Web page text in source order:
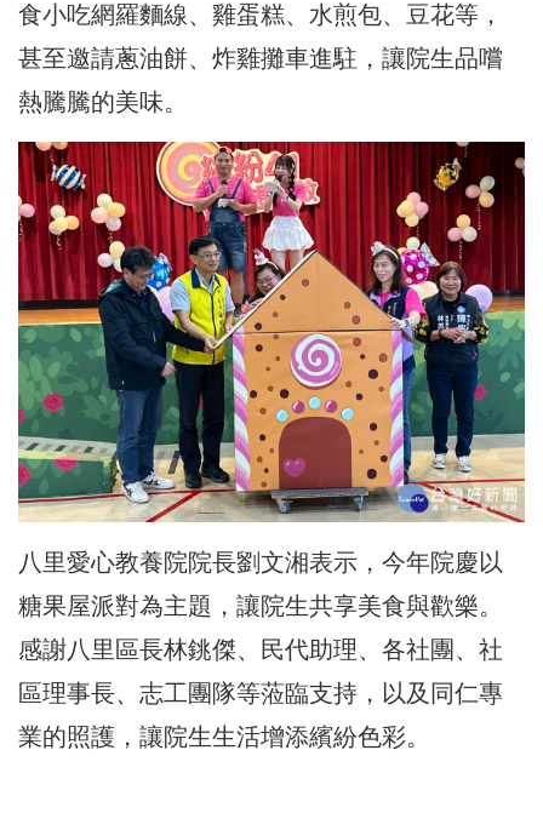
食小吃網羅麵線、雞蛋糕、水煎包、豆花等，
甚至邀請蔥油餅、炸雞攤車進駐，讓院生品嚐
熱騰騰的美味。
八里愛心教養院院長劉文湘表示，今年院慶以
糖果屋派對為主題，讓院生共享美食與歡樂。
感謝八里區長林銚傑、民代助理、各社團、社
區理事長、志工團隊等蒞臨支持，以及同仁專
業的照護，讓院生生活增添繽紛色彩。